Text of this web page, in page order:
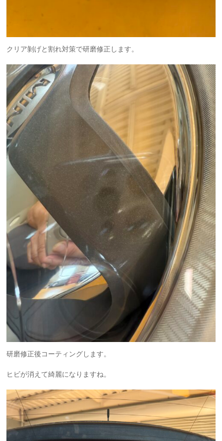
クリア剝げと割れ対策で研磨修正します。
研磨修正後コーティングします。
ヒビが消えて綺麗になりますね。